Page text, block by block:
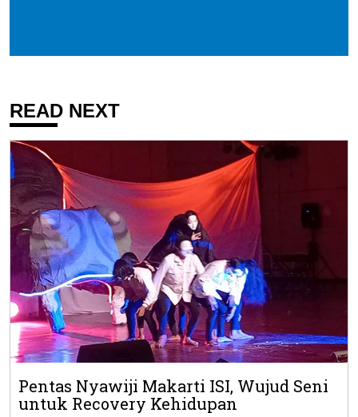
READ NEXT
Pentas Nyawiji Makarti ISI, Wujud Seni
untuk Recovery Kehidupan